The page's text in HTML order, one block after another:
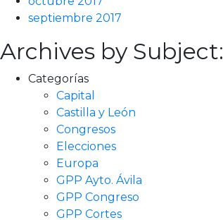
septiembre 2017
Archives by Subject:
Categorías
Capital
Castilla y León
Congresos
Elecciones
Europa
GPP Ayto. Ávila
GPP Congreso
GPP Cortes